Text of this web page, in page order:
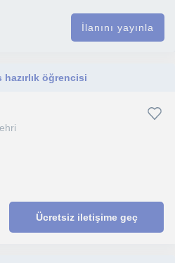
İlanını yayınla
hazırlık öğrencisi
Ücretsiz iletişime geç